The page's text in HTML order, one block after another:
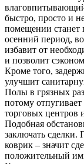
быстро, просто и
помещении станет
осенний период,
избавит от
и позволит
Кроме того,
улучшит
Полы в грязных
потому
торговых центров
Подобная
заключать
коврик – значит
положительный